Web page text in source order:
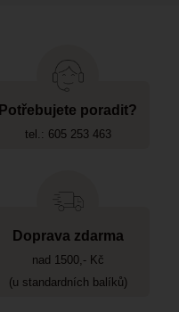
Potřebujete poradit?
tel.: 605 253 463
Doprava zdarma
nad 1500,- Kč
(u standardních balíků)